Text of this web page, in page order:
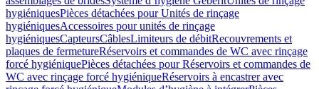
hygiéniquesPièces détachées pour Unités de rinçage
hygiéniquesAccessoires pour unités de rinçage
hygiéniquesCapteursCâblesLimiteurs de débitRecouvrements et
plaques de fermetureRéservoirs et commandes de WC avec rinçage
forcé hygiéniquePièces détachées pour Réservoirs et commandes de
WC avec rinçage forcé hygiéniqueRéservoirs à encastrer avec